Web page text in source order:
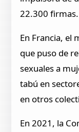
22.300 firmas.
En Francia, el
que puso de
sexuales a
tabú en
en otros
En 2021, la